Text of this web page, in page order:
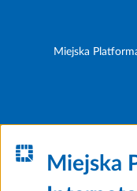
Miejska
Miejska